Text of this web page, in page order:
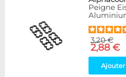
Peigne
3,20 €
2,88 €